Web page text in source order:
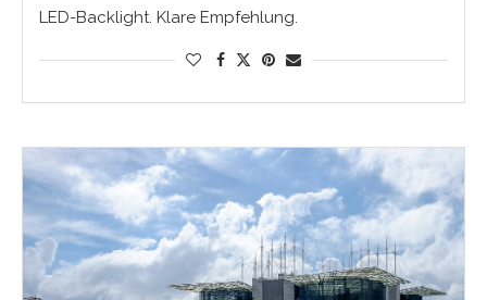
LED-Backlight. Klare Empfehlung.